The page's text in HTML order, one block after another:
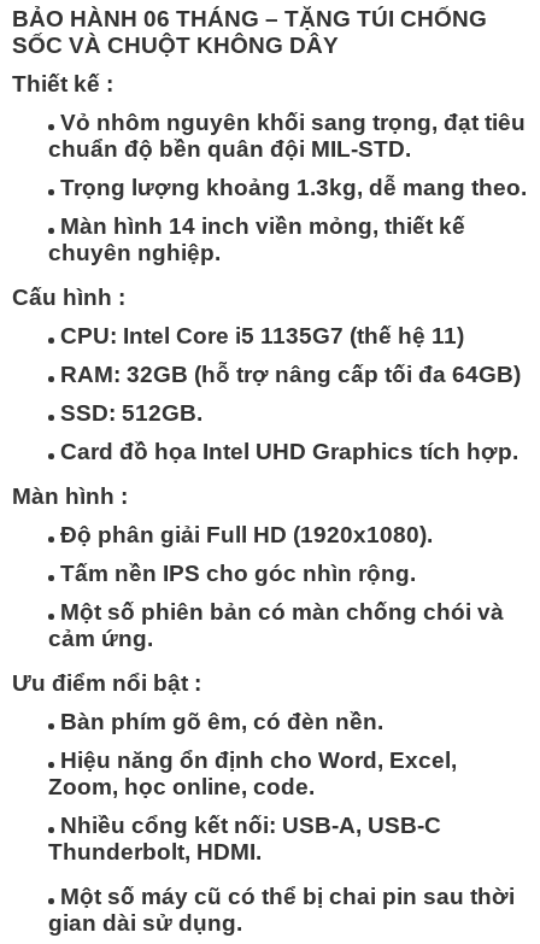
BẢO HÀNH 06 THÁNG – TẶNG TÚI CHỐNG
SỐC VÀ CHUỘT KHÔNG DÂY
Thiết kế :
Vỏ nhôm nguyên khối sang trọng, đạt tiêu
chuẩn độ bền quân đội MIL-STD.
Trọng lượng khoảng 1.3kg, dễ mang theo.
Màn hình 14 inch viền mỏng, thiết kế
chuyên nghiệp.
Cấu hình :
CPU: Intel Core i5 1135G7 (thế hệ 11)
RAM: 32GB (hỗ trợ nâng cấp tối đa 64GB)
SSD: 512GB.
Card đồ họa Intel UHD Graphics tích hợp.
Màn hình :
Độ phân giải Full HD (1920x1080).
Tấm nền IPS cho góc nhìn rộng.
Một số phiên bản có màn chống chói và
cảm ứng.
Ưu điểm nổi bật :
Bàn phím gõ êm, có đèn nền.
Hiệu năng ổn định cho Word, Excel,
Zoom, học online, code.
Nhiều cổng kết nối: USB-A, USB-C
Thunderbolt, HDMI.
Một số máy cũ có thể bị chai pin sau thời
gian dài sử dụng.